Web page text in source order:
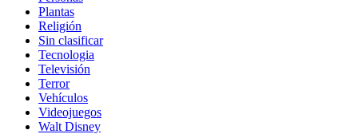
Plantas
Religión
Sin clasificar
Tecnologia
Televisión
Terror
Vehículos
Videojuegos
Walt Disney